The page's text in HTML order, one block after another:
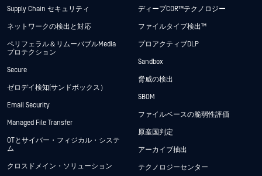
Supply Chain セキュリティ
ネットワークの検出と対応
ペリフェラル＆リムーバブルMedia
プロテクション
Secure
ゼロデイ検知(サンドボックス）
Email Security
Managed File Transfer
OTとサイバー・フィジカル・システ
ム
クロスドメイン・ソリューション
ディープCDR™テクノロジー
ファイルタイプ検出™
プロアクティブDLP
Sandbox
脅威の検出
SBOM
ファイルベースの脆弱性評価
原産国判定
アーカイブ抽出
テクノロジーセンター